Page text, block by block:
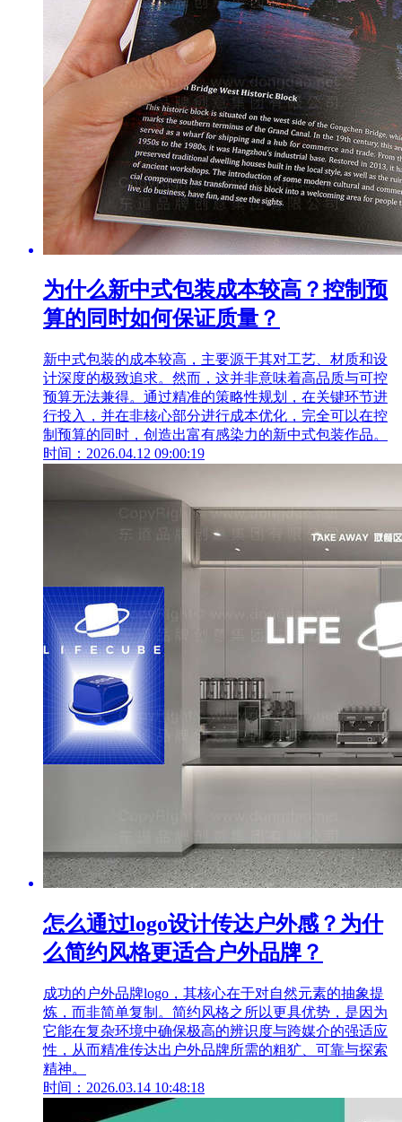
为什么新中式包装成本较高？控制预
算的同时如何保证质量？
新中式包装的成本较高，主要源于其对工艺、材质和设
计深度的极致追求。然而，这并非意味着高品质与可控
预算无法兼得。通过精准的策略性规划，在关键环节进
行投入，并在非核心部分进行成本优化，完全可以在控
制预算的同时，创造出富有感染力的新中式包装作品。
时间：2026.04.12 09:00:19
怎么通过logo设计传达户外感？为什
么简约风格更适合户外品牌？
成功的户外品牌logo，其核心在于对自然元素的抽象提
炼，而非简单复制。简约风格之所以更具优势，是因为
它能在复杂环境中确保极高的辨识度与跨媒介的强适应
性，从而精准传达出户外品牌所需的粗犷、可靠与探索
精神。
时间：2026.03.14 10:48:18